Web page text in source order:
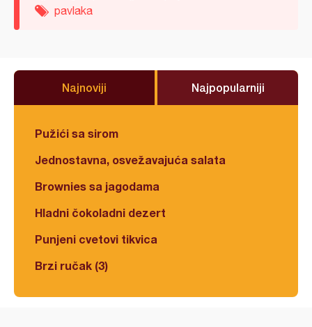
pavlaka
Najnoviji Najpopularniji
Pužići sa sirom
Jednostavna, osvežavajuća salata
Brownies sa jagodama
Hladni čokoladni dezert
Punjeni cvetovi tikvica
Brzi ručak (3)